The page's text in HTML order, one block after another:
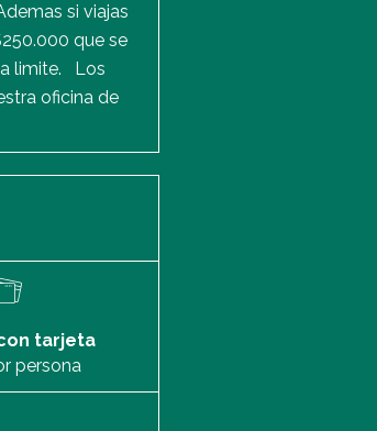
si viajas
que se
limite. Los
oficina de
tarjeta
persona